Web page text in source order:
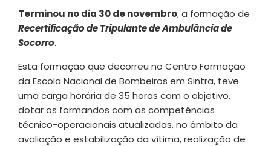
Terminou no dia 30 de novembro, a formação de
Recertificação de Tripulante de Ambulância de
Socorro.
Esta formação que decorreu no Centro Formação
da Escola Nacional de Bombeiros em Sintra, teve
uma carga horária de 35 horas com o objetivo,
dotar os formandos com as competências
técnico-operacionais atualizadas, no âmbito da
avaliação e estabilização da vítima, realização de